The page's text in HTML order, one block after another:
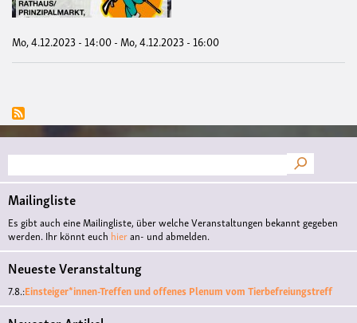
Mo, 4.12.2023 - 14:00-Mo, 4.12.2023 - 16:00
Suche
Mailingliste
Es gibt auch eine Mailingliste, über welche Veranstaltungen bekannt gegeben
werden. Ihr könnt euch hieran- und abmelden.
Neueste Veranstaltung
7.8.:Einsteiger*innen-Treffen und offenes Plenum vom Tierbefreiungstreff